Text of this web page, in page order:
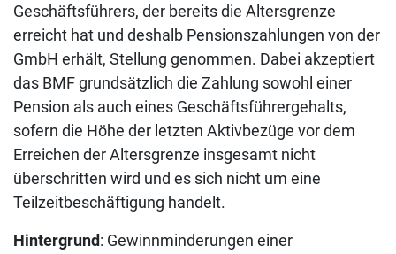
Geschäftsführers, der bereits die Altersgrenze
erreicht hat und deshalb Pensionszahlungen von der
GmbH erhält, Stellung genommen. Dabei akzeptiert
das BMF grundsätzlich die Zahlung sowohl einer
Pension als auch eines Geschäftsführergehalts,
sofern die Höhe der letzten Aktivbezüge vor dem
Erreichen der Altersgrenze insgesamt nicht
überschritten wird und es sich nicht um eine
Teilzeitbeschäftigung handelt.
Hintergrund: Gewinnminderungen einer